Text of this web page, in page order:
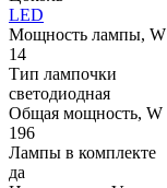
LED
Мощность лампы, W
14
Тип лампочки
светодиодная
Общая мощность, W
196
Лампы в комплекте
да